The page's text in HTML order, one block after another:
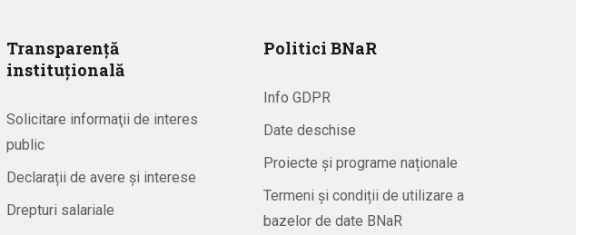
Transparență
instituțională
Solicitare informaţii de interes
public
Declarații de avere și interese
Drepturi salariale
Politici BNaR
Info GDPR
Date deschise
Proiecte și programe naționale
Termeni și condiții de utilizare a
bazelor de date BNaR